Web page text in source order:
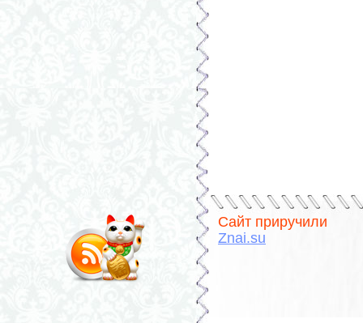
Сайт приручили
Znai.su